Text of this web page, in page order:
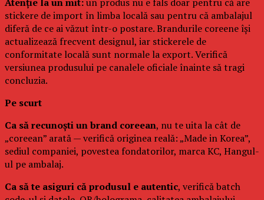
stickere de import în limba locală sau pentru că ambalajul
diferă de ce ai văzut într-o postare. Brandurile coreene își
actualizează frecvent designul, iar stickerele de
conformitate locală sunt normale la export. Verifică
versiunea produsului pe canalele oficiale înainte să tragi
concluzia.
Pe scurt
Ca să recunoști un brand coreean, nu te uita la cât de
„coreean” arată — verifică originea reală: „Made in Korea”,
sediul companiei, povestea fondatorilor, marca KC, Hangul-
ul pe ambalaj.
Ca să te asiguri că produsul e autentic, verifică batch